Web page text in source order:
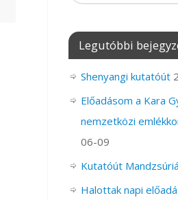
Legutóbbi
Shenyangi kutatóút
Előadásom a Kara
nemzetközi
06-09
Kutatóút
Halottak napi